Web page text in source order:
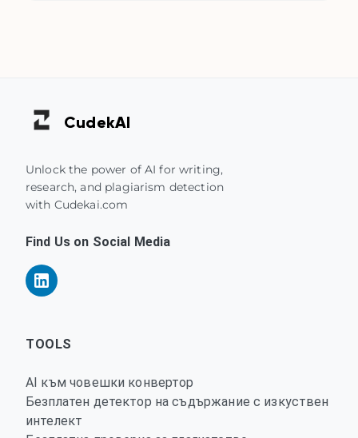
CudekAI
Unlock the power of AI for writing,
research, and plagiarism detection
with Cudekai.com
Find Us on Social Media
TOOLS
AI към човешки конвертор
Безплатен детектор на съдържание с изкуствен
интелект